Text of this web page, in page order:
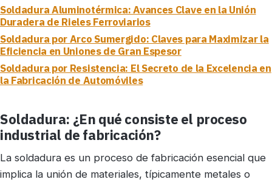
Soldadura Aluminotérmica: Avances Clave en la Unión
Duradera de Rieles Ferroviarios
Soldadura por Arco Sumergido: Claves para Maximizar la
Eficiencia en Uniones de Gran Espesor
Soldadura por Resistencia: El Secreto de la Excelencia en
la Fabricación de Automóviles
Soldadura: ¿En qué consiste el proceso
industrial de fabricación?
La soldadura es un proceso de fabricación esencial que
implica la unión de materiales, típicamente metales o